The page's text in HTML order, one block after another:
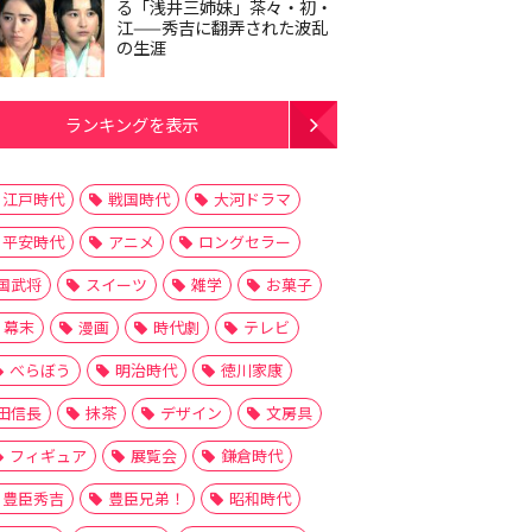
る「浅井三姉妹」茶々・初・
江——秀吉に翻弄された波乱
の生涯
ランキングを表示
江戸時代 戦国時代
大河ドラマ
平安時代
アニメ
ロングセラー
武将
スイーツ 雑学
お菓子
幕末
漫画 時代劇
テレビ
べらぼう
明治時代
徳川家康
信長
抹茶 デザイン
文房具
フィギュア
展覧会
鎌倉時代
豊臣秀吉
豊臣兄弟！
昭和時代